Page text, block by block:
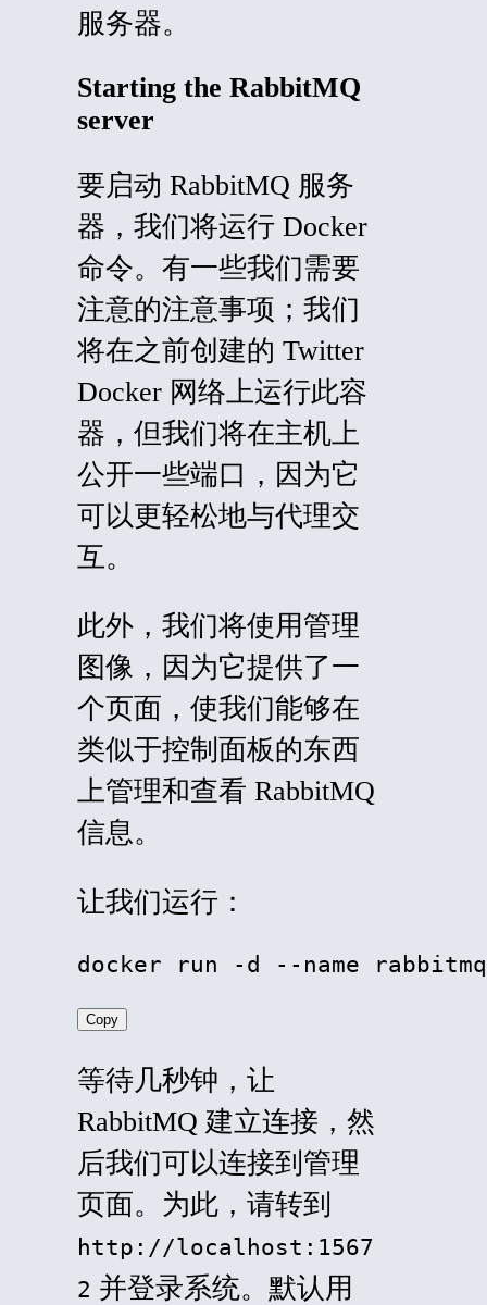
服务器。
Starting the RabbitMQ
server
要启动 RabbitMQ 服务
器，我们将运行 Docker
命令。有一些我们需要
注意的注意事项；我们
将在之前创建的 Twitter
Docker 网络上运行此容
器，但我们将在主机上
公开一些端口，因为它
可以更轻松地与代理交
互。
此外，我们将使用管理
图像，因为它提供了一
个页面，使我们能够在
类似于控制面板的东西
上管理和查看 RabbitMQ
信息。
让我们运行：
docker run -d --name
Copy
等待几秒钟，让
RabbitMQ 建立连接，然
后我们可以连接到管理
页面。为此，请转到
http://localhost:1567
2 并登录系统。默认用